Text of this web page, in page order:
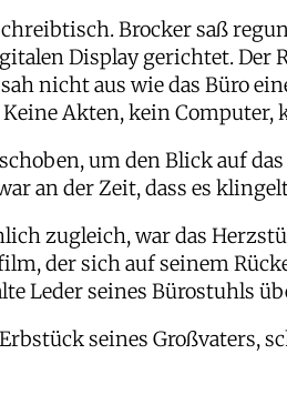
Brocker saß
Display gerichtet. Der
nicht aus wie das Büro
Akten, kein Computer,
um den Blick auf
an der Zeit, dass es
zugleich, war das
der sich auf seinem
Leder seines Bürostuhls
seines Großvaters,